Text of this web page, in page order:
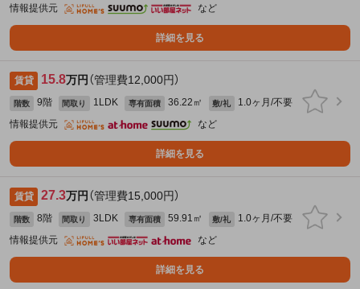
情報提供元 など
詳細を見る
賃貸 15.8万円 （管理費12,000円）
階数 9階 間取り 1LDK 専有面積 36.22㎡ 敷/礼
1.0ヶ月/不要
情報提供元
など
詳細を見る
賃貸 27.3万円 （管理費15,000円）
階数 8階 間取り 3LDK 専有面積 59.91㎡ 敷/礼
1.0ヶ月/不要
情報提供元
など
詳細を見る